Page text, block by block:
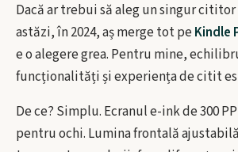
Dacă ar trebui să aleg un singur
astăzi, în 2024, aș merge tot peKindle
e o alegere grea. Pentru mine,
funcționalități și experiența de citit
De ce? Simplu. Ecranul e-ink de 300
pentru ochi. Lumina frontală